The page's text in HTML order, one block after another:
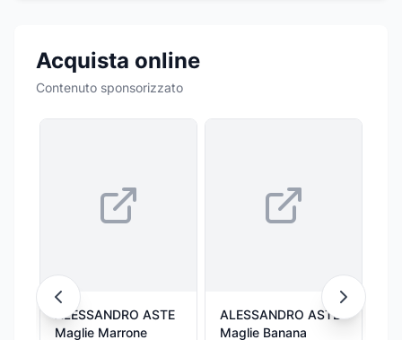
Acquista online
Contenuto sponsorizzato
ALESSANDRO ASTE
Maglie Marrone
ALESSANDRO ASTE
Maglie Banana